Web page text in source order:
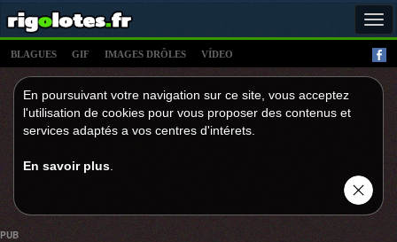
BLAGUES GIF IMAGES DRÔLES VÍDEO
En poursuivant votre navigation sur ce site, vous acceptez
l'utilisation de cookies pour vous proposer des contenus et
services adaptés a vos centres d'intérets.
En savoir plus
PUB